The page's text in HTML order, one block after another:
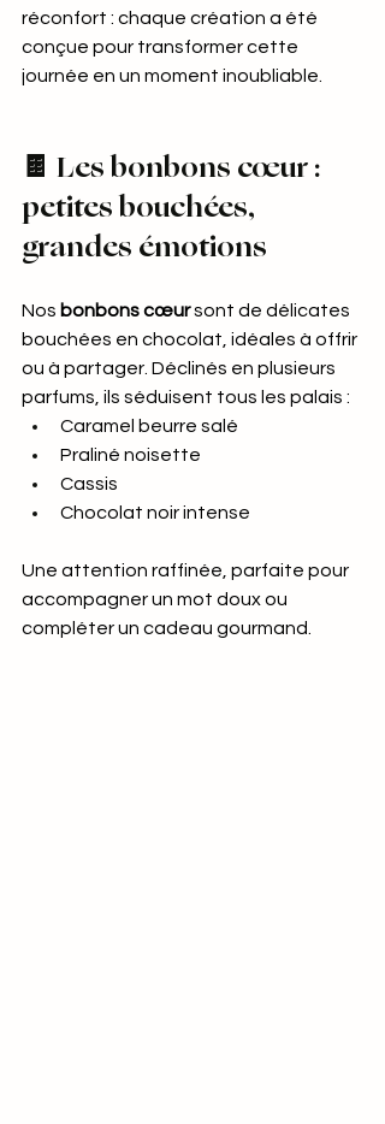
réconfort : chaque création a été
conçue pour transformer cette
journée en un moment inoubliable.
🍫 Les bonbons cœur :
petites bouchées,
grandes émotions
Nos bonbons cœur sont de délicates
bouchées en chocolat, idéales à offrir
ou à partager. Déclinés en plusieurs
parfums, ils séduisent tous les palais :
Caramel beurre salé
Praliné noisette
Cassis
Chocolat noir intense
Une attention raffinée, parfaite pour
accompagner un mot doux ou
compléter un cadeau gourmand.